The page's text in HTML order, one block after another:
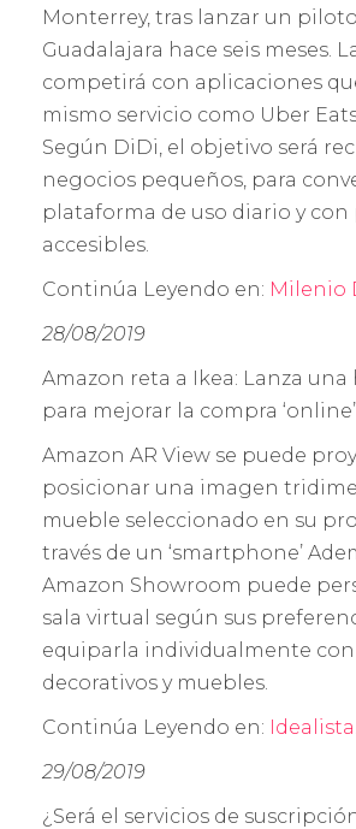
Monterrey, tras lanzar un
Guadalajara hace seis meses.
competirá con aplicaciones
mismo servicio como Uber
Según DiDi, el objetivo será
negocios pequeños, para
plataforma de uso diario y con
accesibles.
Continúa Leyendo en: Milenio
28/08/2019
Amazon reta a Ikea: Lanza
para mejorar la compra
Amazon AR View se puede
posicionar una imagen
mueble seleccionado en su
través de un ‘smartphone’
Amazon Showroom puede
sala virtual según sus
equiparla individualmente
decorativos y muebles.
Continúa Leyendo en:
29/08/2019
¿Será el servicios de